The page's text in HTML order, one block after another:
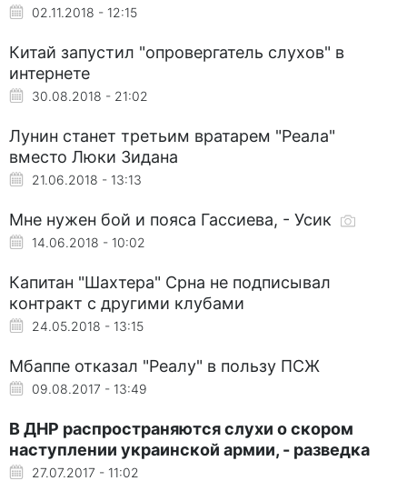
02.11.2018 - 12:15
Китай запустил "опровергатель слухов" в
интернете
30.08.2018 - 21:02
Лунин станет третьим вратарем "Реала"
вместо Люки Зидана
21.06.2018 - 13:13
Мне нужен бой и пояса Гассиева, - Усик
14.06.2018 - 10:02
Капитан "Шахтера" Срна не подписывал
контракт с другими клубами
24.05.2018 - 13:15
Мбаппе отказал "Реалу" в пользу ПСЖ
09.08.2017 - 13:49
В ДНР распространяются слухи о скором
наступлении украинской армии, - разведка
27.07.2017 - 11:02